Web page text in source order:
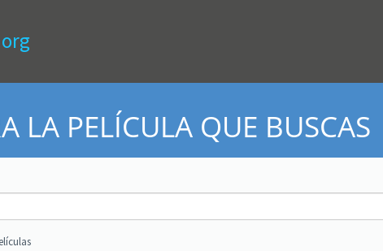
LA PELÍCULA QUE BUSCAS